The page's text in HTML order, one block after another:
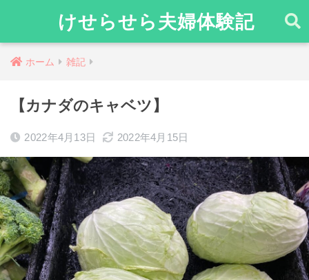
けせらせら夫婦体験記
ホーム 雑記
【カナダのキャベツ】
2022年4月13日 2022年4月15日